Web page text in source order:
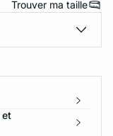
Trouver ma taille
et